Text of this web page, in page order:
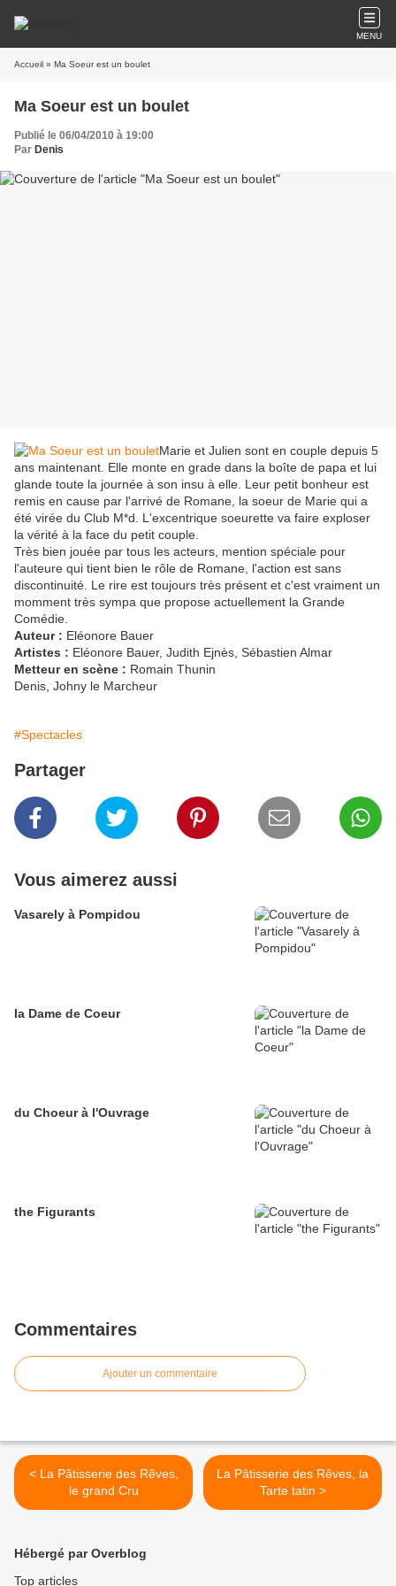
MENU
Accueil » Ma Soeur est un boulet
Ma Soeur est un boulet
Publié le 06/04/2010 à 19:00
Par Denis
Marie et Julien sont en couple depuis 5
ans maintenant. Elle monte en grade dans la boîte de papa et lui
glande toute la journée à son insu à elle. Leur petit bonheur est
remis en cause par l'arrivé de Romane, la soeur de Marie qui a
été virée du Club M*d. L'excentrique soeurette va faire exploser
la vérité à la face du petit couple.
Très bien jouée par tous les acteurs, mention spéciale pour
l'auteure qui tient bien le rôle de Romane, l'action est sans
discontinuité. Le rire est toujours très présent et c'est vraiment un
momment très sympa que propose actuellement la Grande
Comédie.
Auteur : Eléonore Bauer
Artistes : Eléonore Bauer, Judith Ejnès, Sébastien Almar
Metteur en scène : Romain Thunin
Denis, Johny le Marcheur
#Spectacles
Partager
Vous aimerez aussi
Vasarely à Pompidou
la Dame de Coeur
du Choeur à l'Ouvrage
the Figurants
Commentaires
Ajouter un commentaire
< La Pâtisserie des Rêves,
le grand Cru
La Pâtisserie des Rêves, la
Tarte tatin >
Hébergé par Overblog
Top articles